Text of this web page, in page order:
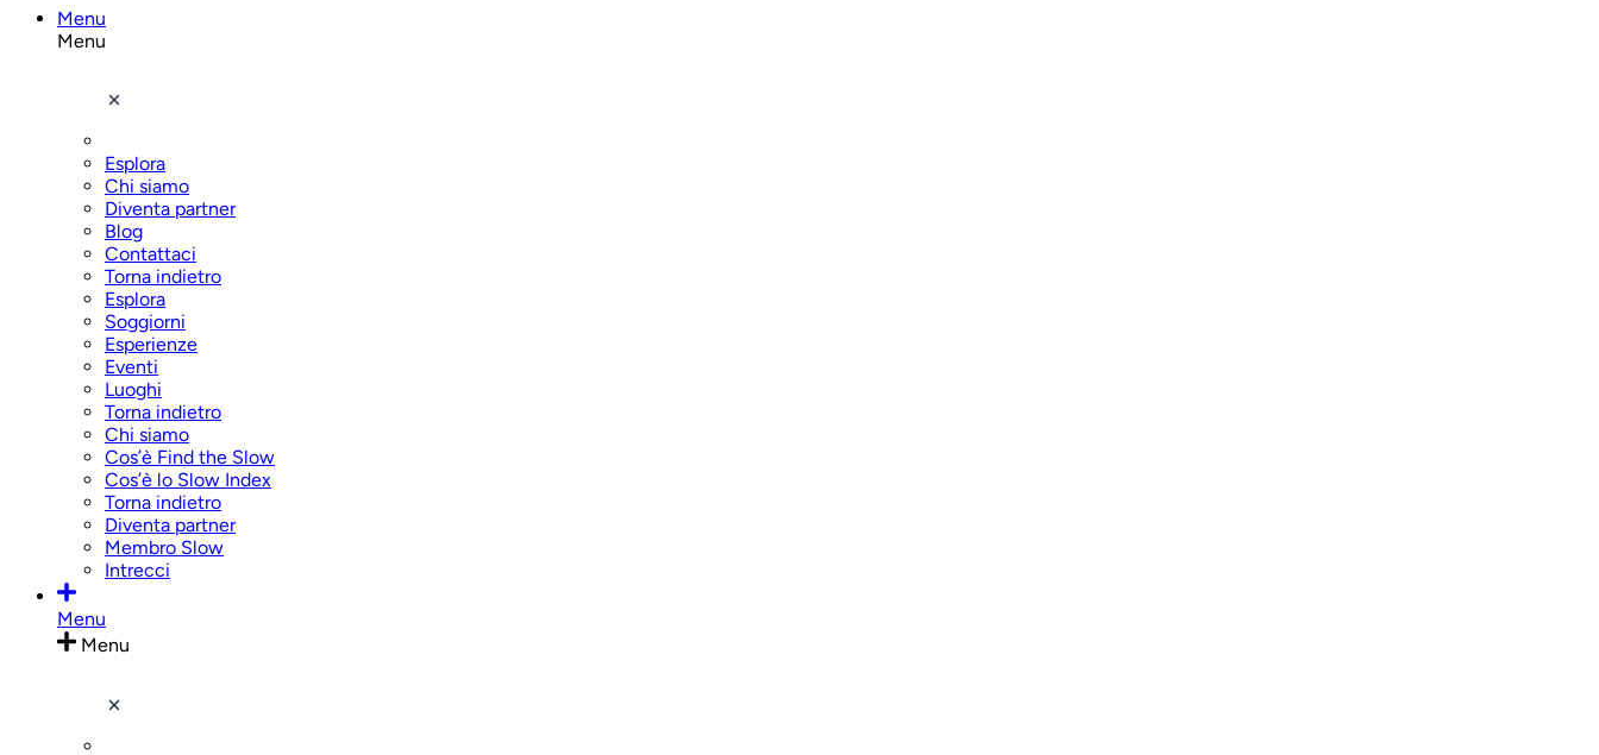
Menu
Menu
Esplora
Chi siamo
Diventa partner
Blog
Contattaci
Torna indietro
Esplora
Soggiorni
Esperienze
Eventi
Luoghi
Torna indietro
Chi siamo
Cos’è Find the Slow
Cos’è lo Slow Index
Torna indietro
Diventa partner
Membro Slow
Intrecci
Menu
Menu